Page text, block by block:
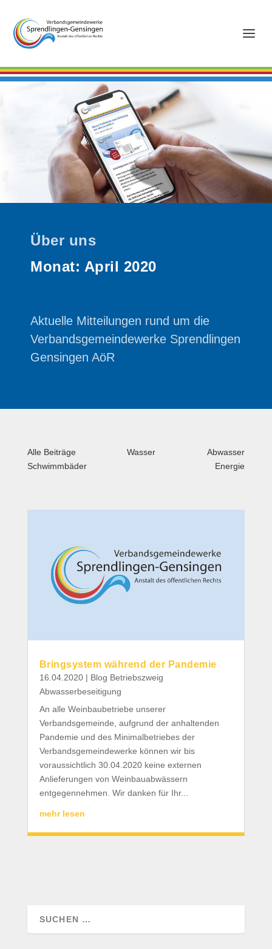
Über uns
Monat: April 2020
Aktuelle Mitteilungen rund um die
Verbandsgemeindewerke Sprendlingen
Gensingen AöR
Alle Beiträge Wasser
Abwasser
Schwimmbäder
Energie
Bringsystem während der Pandemie
16.04.2020| Blog Betriebszweig
Abwasserbeseitigung
An alle Weinbaubetriebe unserer
Verbandsgemeinde, aufgrund der anhaltenden
Pandemie und des Minimalbetriebes der
Verbandsgemeindewerke können wir bis
voraussichtlich 30.04.2020 keine externen
Anlieferungen von Weinbauabwässern
entgegennehmen. Wir danken für Ihr...
mehr lesen